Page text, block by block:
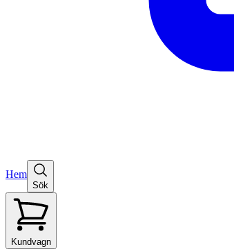
Hem
Sök
Kundvagn